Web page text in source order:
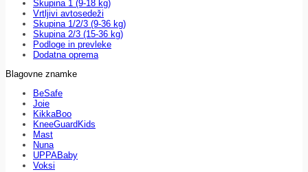
Skupina 1 (9-18 kg)
Vrtljivi avtosedeži
Skupina 1/2/3 (9-36 kg)
Skupina 2/3 (15-36 kg)
Podloge in prevleke
Dodatna oprema
Blagovne znamke
BeSafe
Joie
KikkaBoo
KneeGuardKids
Mast
Nuna
UPPABaby
Voksi